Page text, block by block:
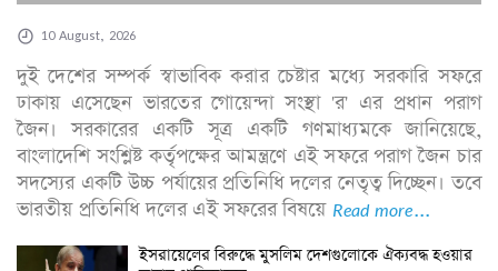
10 August, 2026
দুই দেশের সম্পর্ক স্বাভাবিক করার চেষ্টার মধ্যে সরকারি সফরে
ঢাকায় এসেছেন ভারতের গোয়েন্দা সংস্থা 'র' এর প্রধান পরাগ
জৈন। সরকারের একটি সূত্র একটি গণমাধ্যমকে জানিয়েছে,
বাংলাদেশি সংশ্লিষ্ট কর্তৃপক্ষের আমন্ত্রণে এই সফরে পরাগ জৈন চার
সদস্যের একটি উচ্চ পর্যায়ের প্রতিনিধি দলের নেতৃত্ব দিচ্ছেন। তবে
ভারতীয় প্রতিনিধি দলের এই সফরের বিষয়ে Read more...
ইসরায়েলের বিরুদ্ধে মুসলিম দেশগুলোকে ঐক্যবদ্ধ হওয়ার